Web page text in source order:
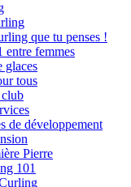
que tu penses !
entre femmes
glaces
tous
de développement
Pierre
101